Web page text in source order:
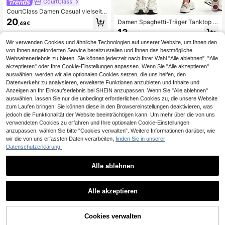
CourtClass
CourtClass Damen Casual vielseitig
es Sport-Kleid mit Quadratausschni
tt und Shorts 2-teiliges Set
20 ,49€
erteil, Rundhals Tennis-Kleid, geeig
21
Damen Spaghetti-Träger Tanktop R
omper Kleid, Bindegürtel Slim Fit mit
oga Baseball Trainings Outfit, Ganzj
ährig
13,36€
EU Warehouse Slayform Slayform Da
men einfarbiges Minikleid mit Kreuz
17,81€
Wir verwenden Cookies und ähnliche Technologien auf unserer Website, um Ihnen den
von Ihnen angeforderten Service bereitzustellen und Ihnen das bestmögliche
Webseitenerlebnis zu bieten. Sie können jederzeit nach Ihrer Wahl "Alle ablehnen", "Alle
akzeptieren" oder Ihre Cookie-Einstellungen anpassen. Wenn Sie "Alle akzeptieren"
auswählen, werden wir alle optionalen Cookies setzen, die uns helfen, den
Datenverkehr zu analysieren, erweiterte Funktionen anzubieten und Inhalte und
Anzeigen an Ihr Einkaufserlebnis bei SHEIN anzupassen. Wenn Sie "Alle ablehnen"
auswählen, lassen Sie nur die unbedingt erforderlichen Cookies zu, die unsere Website
zum Laufen bringen. Sie können diese in den Browsereinstellungen deaktivieren, was
jedoch die Funktionalität der Website beeinträchtigen kann. Um mehr über die von uns
verwendeten Cookies zu erfahren und Ihre optionalen Cookie-Einstellungen
anzupassen, wählen Sie bitte "Cookies verwalten". Weitere Informationen darüber, wie
wir die von uns erfassten Daten verarbeiten, finden Sie in unserer
Datenschutzerklärung.
Alle ablehnen
Alle akzeptieren
Cookies verwalten